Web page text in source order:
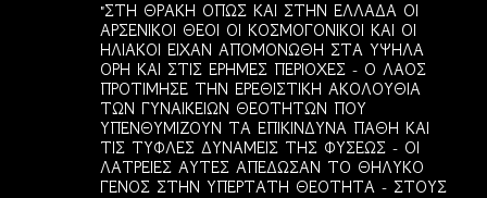
"ΣΤΗ ΘΡΑΚΗ ΟΠΩΣ ΚΑΙ ΣΤΗΝ ΕΛΛΑΔΑ ΟΙ
ΑΡΣΕΝΙΚΟΙ ΘΕΟΙ ΟΙ ΚΟΣΜΟΓΟΝΙΚΟΙ ΚΑΙ ΟΙ
ΗΛΙΑΚΟΙ ΕΙΧΑΝ ΑΠΟΜΟΝΩΘΗ ΣΤΑ ΥΨΗΛΑ
ΟΡΗ ΚΑΙ ΣΤΙΣ ΕΡΗΜΕΣ ΠΕΡΙΟΧΕΣ - Ο ΛΑΟΣ
ΠΡΟΤΙΜΗΣΕ ΤΗΝ ΕΡΕΘΙΣΤΙΚΗ ΑΚΟΛΟΥΘΙΑ
ΤΩΝ ΓΥΝΑΙΚΕΙΩΝ ΘΕΟΤΗΤΩΝ ΠΟΥ
ΥΠΕΝΘΥΜΙΖΟΥΝ ΤΑ ΕΠΙΚΙΝΔΥΝΑ ΠΑΘΗ ΚΑΙ
ΤΙΣ ΤΥΦΛΕΣ ΔΥΝΑΜΕΙΣ ΤΗΣ ΦΥΣΕΩΣ - ΟΙ
ΛΑΤΡΕΙΕΣ ΑΥΤΕΣ ΑΠΕΔΩΣΑΝ ΤΟ ΘΗΛΥΚΟ
ΓΕΝΟΣ ΣΤΗΝ ΥΠΕΡΤΑΤΗ ΘΕΟΤΗΤΑ - ΣΤΟΥΣ